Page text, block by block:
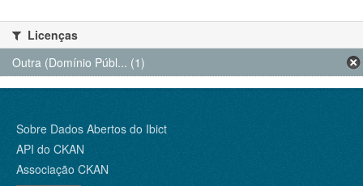
Licenças
Outra (Domínio Públ... (1)
Sobre Dados Abertos do Ibict
API do CKAN
Associação CKAN